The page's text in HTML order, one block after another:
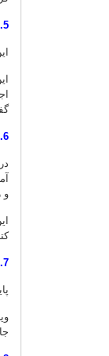
5. خبرگزاری زنان ایران(www.iwna.ir)
6. مؤسسه مطالعات و تحقیقات زنان(www.iwsr.org)
و
7. پایگاه اطلاع‌رسانی حوزه علمیه خواهران قم (جامعه‌ الزهرا(س))(www.jz.ac.ir)